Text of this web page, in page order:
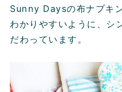
Sunny Daysの布ナプキ
わかりやすいように、シ
だわっています。